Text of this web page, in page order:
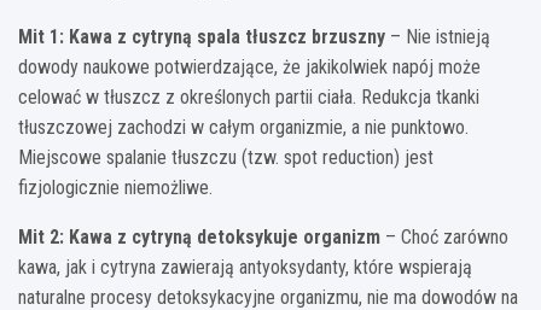
Mit 1: Kawa z cytryną spala tłuszcz brzuszny – Nie istnieją
dowody naukowe potwierdzające, że jakikolwiek napój może
celować w tłuszcz z określonych partii ciała. Redukcja tkanki
tłuszczowej zachodzi w całym organizmie, a nie punktowo.
Miejscowe spalanie tłuszczu (tzw. spot reduction) jest
fizjologicznie niemożliwe.
Mit 2: Kawa z cytryną detoksykuje organizm – Choć zarówno
kawa, jak i cytryna zawierają antyoksydanty, które wspierają
naturalne procesy detoksykacyjne organizmu, nie ma dowodów na